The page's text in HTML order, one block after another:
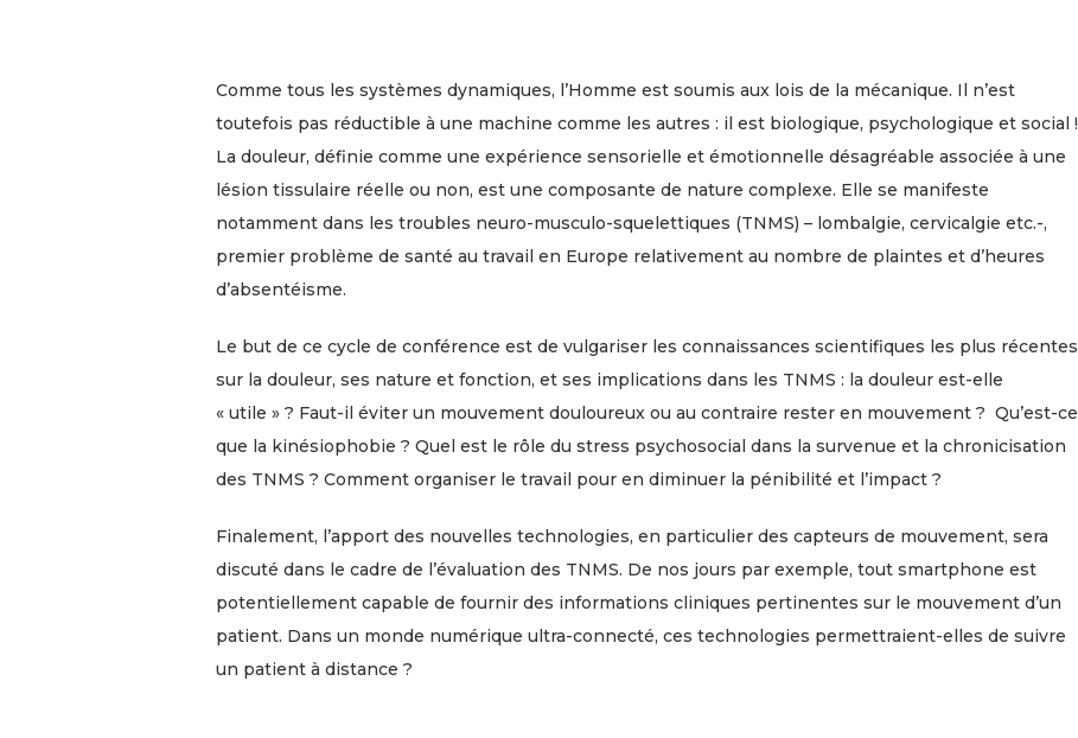
Comme tous les systèmes dynamiques, l’Homme est soumis aux lois de la mécanique. Il n’est
toutefois pas réductible à une machine comme les autres : il est biologique, psychologique et social !
La douleur, définie comme une expérience sensorielle et émotionnelle désagréable associée à une
lésion tissulaire réelle ou non, est une composante de nature complexe. Elle se manifeste
notamment dans les troubles neuro-musculo-squelettiques (TNMS) – lombalgie, cervicalgie etc.-,
premier problème de santé au travail en Europe relativement au nombre de plaintes et d’heures
d’absentéisme.
Le but de ce cycle de conférence est de vulgariser les connaissances scientifiques les plus récentes
sur la douleur, ses nature et fonction, et ses implications dans les TNMS : la douleur est-elle
« utile » ? Faut-il éviter un mouvement douloureux ou au contraire rester en mouvement ? Qu’est-ce
que la kinésiophobie ? Quel est le rôle du stress psychosocial dans la survenue et la chronicisation
des TNMS ? Comment organiser le travail pour en diminuer la pénibilité et l’impact ?
Finalement, l’apport des nouvelles technologies, en particulier des capteurs de mouvement, sera
discuté dans le cadre de l’évaluation des TNMS. De nos jours par exemple, tout smartphone est
potentiellement capable de fournir des informations cliniques pertinentes sur le mouvement d’un
patient. Dans un monde numérique ultra-connecté, ces technologies permettraient-elles de suivre
un patient à distance ?